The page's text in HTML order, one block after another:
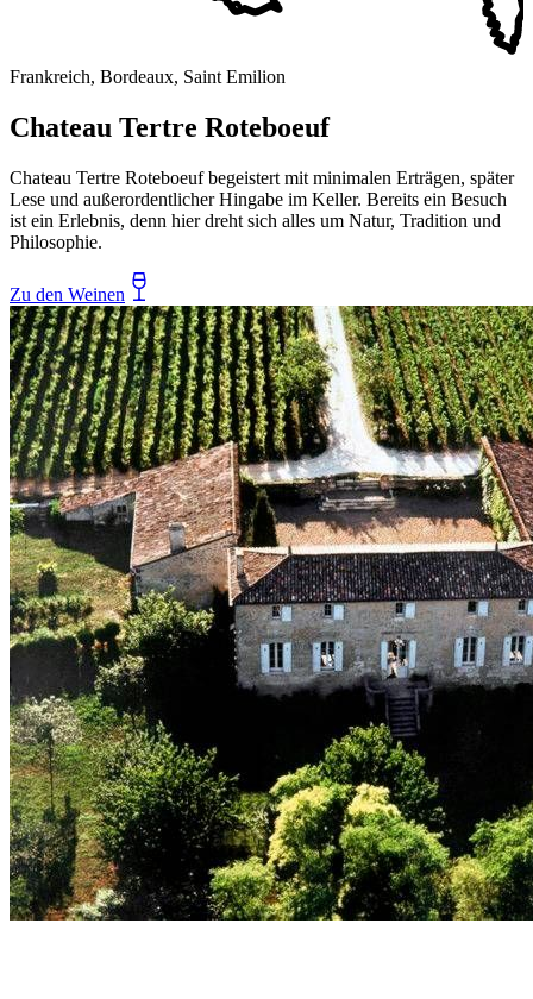
Frankreich, Bordeaux, Saint Emilion
Chateau Tertre Roteboeuf
Chateau Tertre Roteboeuf begeistert mit minimalen Erträgen, später
Lese und außerordentlicher Hingabe im Keller. Bereits ein Besuch
ist ein Erlebnis, denn hier dreht sich alles um Natur, Tradition und
Philosophie.
Zu den Weinen